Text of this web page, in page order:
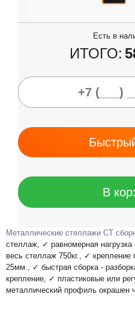
Есть в
ИТОГО:
В
Металлические стеллажи СТ
стеллаж, ✓ равномерная нагрузка
весь стеллаж 750кг., ✓
25мм., ✓ быстрая сборка -
крепление, ✓ пластиковые или
металлический профиль окрашен